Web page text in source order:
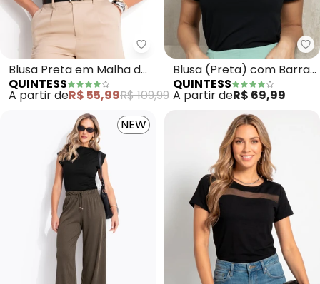
Quintess - Blusa Preta em
Blusa Preta em Malha de
Algodão Penteado com
Detalhe de Nó no Ombro
QUINTESS
A partir deR$ 55,99R$ 109,99
Blusa (Preta) com Barra
Mullet
QUINTESS
A partir deR$ 69,99
NEW